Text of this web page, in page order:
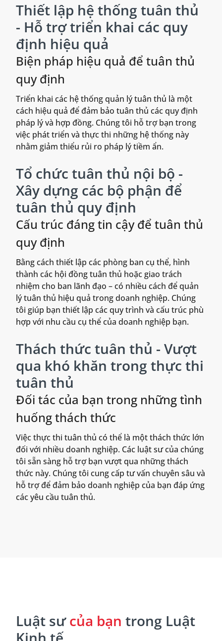
Thiết lập hệ thống tuân thủ
- Hỗ trợ triển khai các quy
định hiệu quả
Biện pháp hiệu quả để tuân thủ
quy định
Triển khai các hệ thống quản lý tuân thủ là một
cách hiệu quả để đảm bảo tuân thủ các quy định
pháp lý và hợp đồng. Chúng tôi hỗ trợ bạn trong
việc phát triển và thực thi những hệ thống này
nhằm giảm thiểu rủi ro pháp lý tiềm ẩn.
Tổ chức tuân thủ nội bộ -
Xây dựng các bộ phận để
tuân thủ quy định
Cấu trúc đáng tin cậy để tuân thủ
quy định
Bằng cách thiết lập các phòng ban cụ thể, hình
thành các hội đồng tuân thủ hoặc giao trách
nhiệm cho ban lãnh đạo – có nhiều cách để quản
lý tuân thủ hiệu quả trong doanh nghiệp. Chúng
tôi giúp bạn thiết lập các quy trình và cấu trúc phù
hợp với nhu cầu cụ thể của doanh nghiệp bạn.
Thách thức tuân thủ - Vượt
qua khó khăn trong thực thi
tuân thủ
Đối tác của bạn trong những tình
huống thách thức
Việc thực thi tuân thủ có thể là một thách thức lớn
đối với nhiều doanh nghiệp. Các luật sư của chúng
tôi sẵn sàng hỗ trợ bạn vượt qua những thách
thức này. Chúng tôi cung cấp tư vấn chuyên sâu và
hỗ trợ để đảm bảo doanh nghiệp của bạn đáp ứng
các yêu cầu tuân thủ.
Luật sưcủa bạn trong Luật